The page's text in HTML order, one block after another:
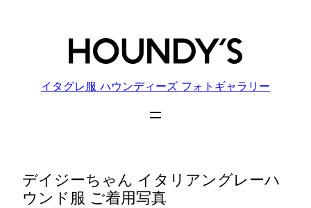
イタグレ服 ハウンディーズ フォトギャラリー
デイジーちゃん イタリアングレーハ
ウンド服 ご着用写真